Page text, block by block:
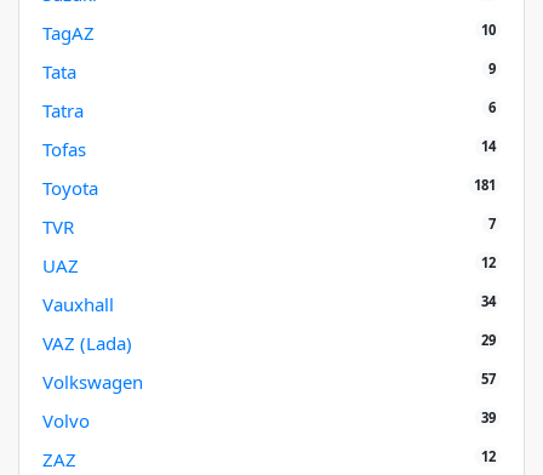
TagAZ 10
Tata 9
Tatra 6
Tofas 14
Toyota 181
TVR 7
UAZ 12
Vauxhall 34
VAZ (Lada) 29
Volkswagen 57
Volvo 39
ZAZ 12